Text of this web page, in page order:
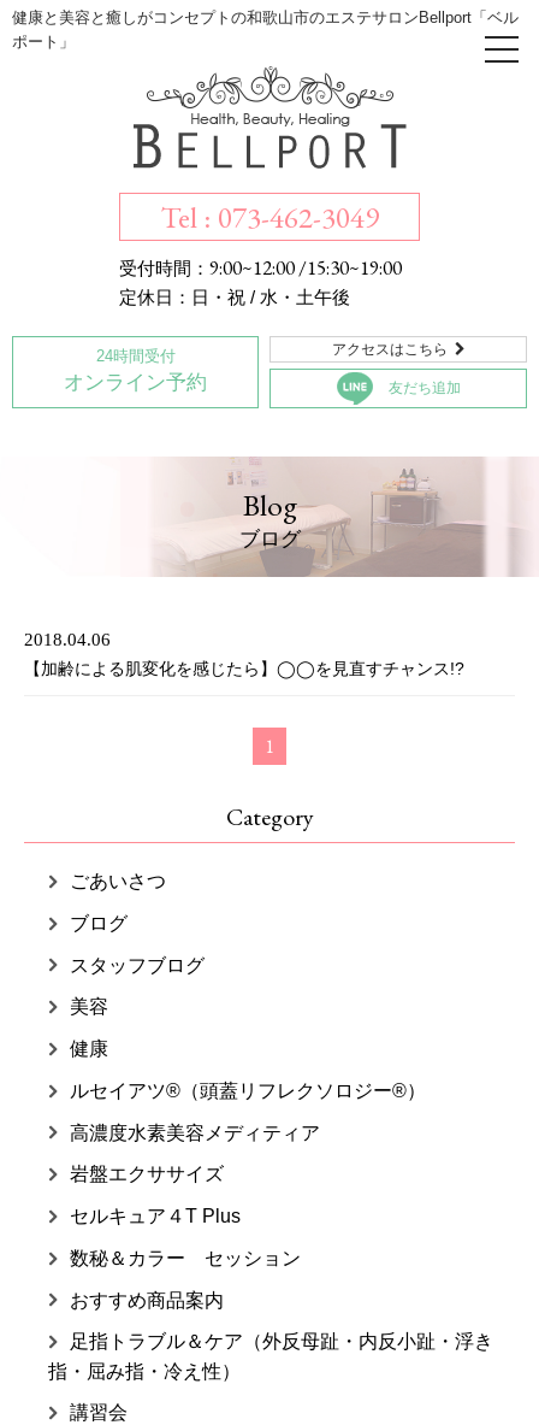
健康と美容と癒しがコンセプトの和歌山市のエステサロンBellport「ベル
ポート」
Tel : 073-462-3049
受付時間： 9:00~12:00 /15:30~19:00
定休日：日・祝 / 水・土午後
24時間受付
オンライン予約
アクセスはこちら 
友だち追加
Blog
ブログ
2018.04.06
【加齢による肌変化を感じたら】◯◯を見直すチャンス!?
1
Category
ごあいさつ
ブログ
スタッフブログ
美容
健康
ルセイアツ®（頭蓋リフレクソロジー®）
高濃度水素美容メディティア
岩盤エクササイズ
セルキュア４T Plus
数秘＆カラー セッション
おすすめ商品案内
足指トラブル＆ケア（外反母趾・内反小趾・浮き
指・屈み指・冷え性）
講習会